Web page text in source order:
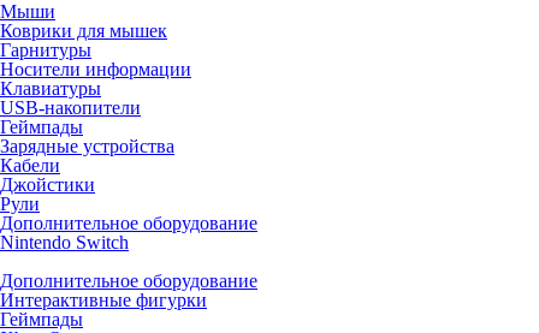
Мыши
Коврики для мышек
Гарнитуры
Носители информации
Клавиатуры
USB-накопители
Геймпады
Зарядные устройства
Кабели
Джойстики
Рули
Дополнительное оборудование
Nintendo Switch
Дополнительное оборудование
Интерактивные фигурки
Геймпады